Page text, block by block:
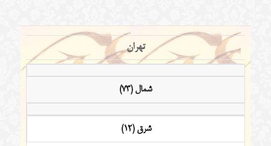
تهران
شمال (73)
شرق (12)